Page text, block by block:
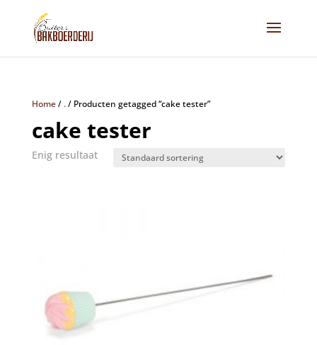
Home/ ./ Producten getagged “cake tester”
cake tester
Enig resultaat